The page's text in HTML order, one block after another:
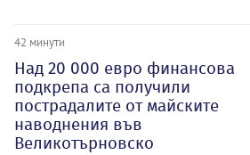
42 минути
Над 20 000 евро финансова
подкрепа са получили
пострадалите от майските
наводнения във
Великотърновско